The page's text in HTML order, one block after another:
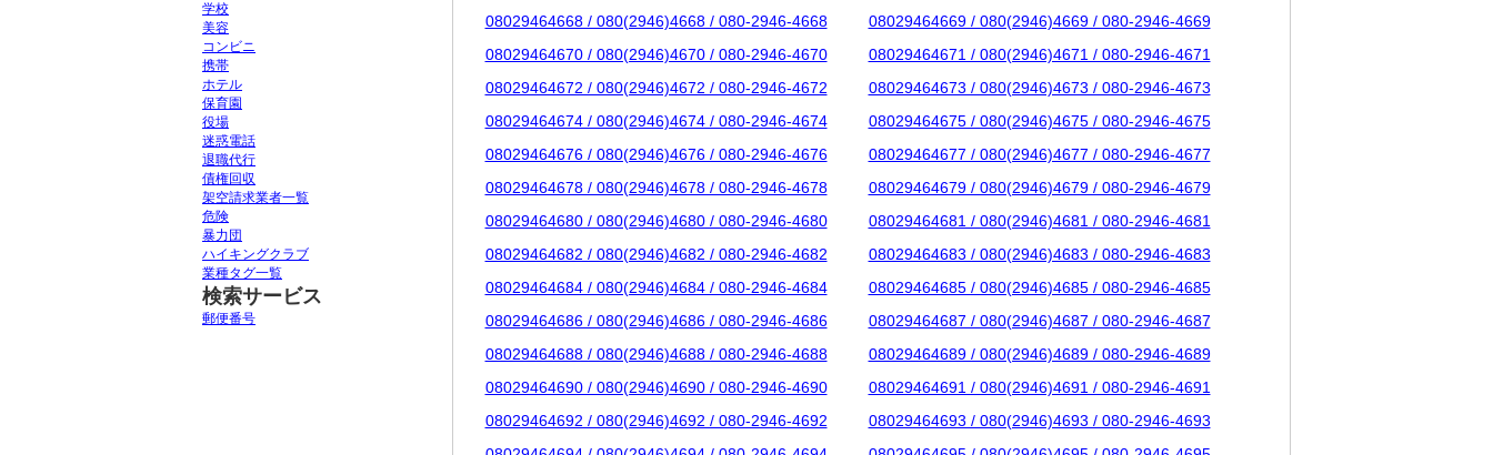
08029464668 / 080(2946)4668 / 080-2946-4668
08029464669 / 080(2946)4669 / 080-2946-4669
08029464670 / 080(2946)4670 / 080-2946-4670
08029464671 / 080(2946)4671 / 080-2946-4671
08029464672 / 080(2946)4672 / 080-2946-4672
08029464673 / 080(2946)4673 / 080-2946-4673
08029464674 / 080(2946)4674 / 080-2946-4674
08029464675 / 080(2946)4675 / 080-2946-4675
08029464676 / 080(2946)4676 / 080-2946-4676
08029464677 / 080(2946)4677 / 080-2946-4677
08029464678 / 080(2946)4678 / 080-2946-4678
08029464679 / 080(2946)4679 / 080-2946-4679
08029464680 / 080(2946)4680 / 080-2946-4680
08029464681 / 080(2946)4681 / 080-2946-4681
08029464682 / 080(2946)4682 / 080-2946-4682
08029464683 / 080(2946)4683 / 080-2946-4683
08029464684 / 080(2946)4684 / 080-2946-4684
08029464685 / 080(2946)4685 / 080-2946-4685
08029464686 / 080(2946)4686 / 080-2946-4686
08029464687 / 080(2946)4687 / 080-2946-4687
08029464688 / 080(2946)4688 / 080-2946-4688
08029464689 / 080(2946)4689 / 080-2946-4689
08029464690 / 080(2946)4690 / 080-2946-4690
08029464691 / 080(2946)4691 / 080-2946-4691
08029464692 / 080(2946)4692 / 080-2946-4692
08029464693 / 080(2946)4693 / 080-2946-4693
学校
美容
コンビニ
携帯
ホテル
保育園
役場
迷惑電話
退職代行
債権回収
架空請求業者一覧
危険
暴力団
ハイキングクラブ
業種タグ一覧
検索サービス
郵便番号